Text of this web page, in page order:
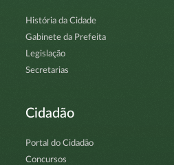
História da Cidade
Gabinete da Prefeita
Legislação
Secretarias
Cidadão
Portal do Cidadão
Concursos